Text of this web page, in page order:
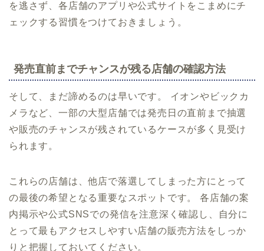
を逃さず、各店舗のアプリや公式サイトをこまめにチ
ェックする習慣をつけておきましょう。
発売直前までチャンスが残る店舗の確認方法
そして、まだ諦めるのは早いです。 イオンやビックカ
メラなど、一部の大型店舗では発売日の直前まで抽選
や販売のチャンスが残されているケースが多く見受け
られます。
これらの店舗は、他店で落選してしまった方にとって
の最後の希望となる重要なスポットです。 各店舗の案
内掲示や公式SNSでの発信を注意深く確認し、自分に
とって最もアクセスしやすい店舗の販売方法をしっか
りと把握しておいてください。